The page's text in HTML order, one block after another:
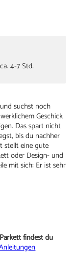
4-7 Std.
suchst noch
Geschick
Das spart nicht
bis du nachher
stellt eine gute
oder Design- und
mit sich: Er ist sehr
findest du